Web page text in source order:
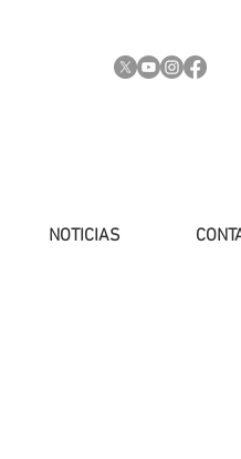
NOTICIAS